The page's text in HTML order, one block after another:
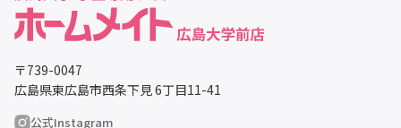
〒739-0047
広島県東広島市西条下見 6丁目11-41
公式Instagram